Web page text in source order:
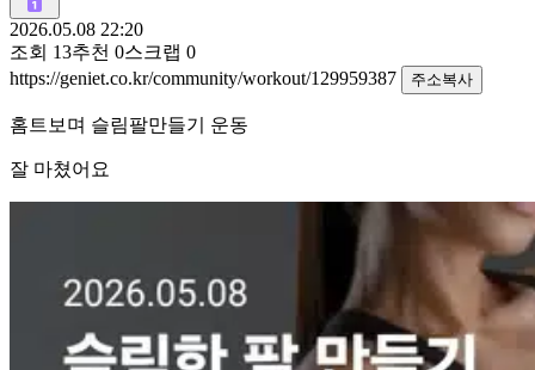
2026.05.08 22:20
조회 13추천 0스크랩 0
https://geniet.co.kr/community/workout/129959387
주소복사
홈트보며 슬림팔만들기 운동
잘 마쳤어요